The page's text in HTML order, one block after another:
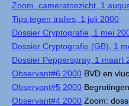
Zoom, cameratoezicht, 1
Tips tegen tralies, 1 juli 2000
Dossier Cryptografie, 1 mei
Dossier Cryptografie (GB), 1
Dossier Pepperspray, 1 maart
Observant#6 2000 BVD en
Observant#5 2000
Observant#4 2000 Zoom: